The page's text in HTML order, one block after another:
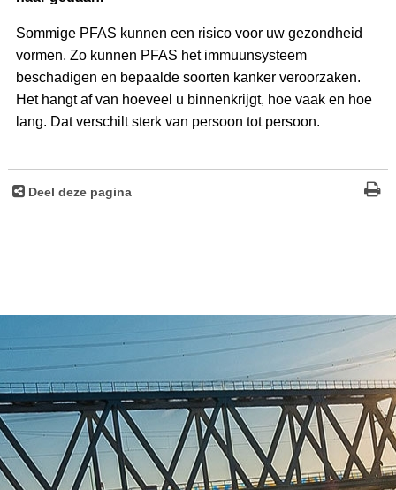
Sommige PFAS kunnen een risico voor uw gezondheid
vormen. Zo kunnen PFAS het immuunsysteem
beschadigen en bepaalde soorten kanker veroorzaken.
Het hangt af van hoeveel u binnenkrijgt, hoe vaak en hoe
lang. Dat verschilt sterk van persoon tot persoon.
Deel deze pagina